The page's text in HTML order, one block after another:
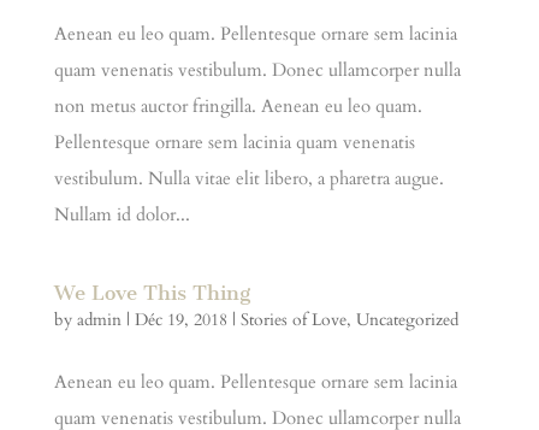
Aenean eu leo quam. Pellentesque ornare sem lacinia
quam venenatis vestibulum. Donec ullamcorper nulla
non metus auctor fringilla. Aenean eu leo quam.
Pellentesque ornare sem lacinia quam venenatis
vestibulum. Nulla vitae elit libero, a pharetra augue.
Nullam id dolor...
We Love This Thing
by admin| Déc 19, 2018 | Stories of Love, Uncategorized
Aenean eu leo quam. Pellentesque ornare sem lacinia
quam venenatis vestibulum. Donec ullamcorper nulla